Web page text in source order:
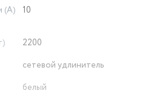
(А)
10
2200
сетевой удлинитель
белый